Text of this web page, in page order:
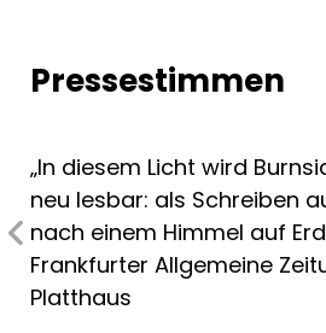
Pressestimmen
„In diesem Licht wird
neu lesbar: als Schreiben
nach einem Himmel auf
Frankfurter Allgemeine
Platthaus